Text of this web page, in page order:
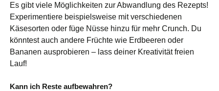
Es gibt viele Möglichkeiten zur Abwandlung des Rezepts!
Experimentiere beispielsweise mit verschiedenen
Käsesorten oder füge Nüsse hinzu für mehr Crunch. Du
könntest auch andere Früchte wie Erdbeeren oder
Bananen ausprobieren – lass deiner Kreativität freien
Lauf!
Kann ich Reste aufbewahren?